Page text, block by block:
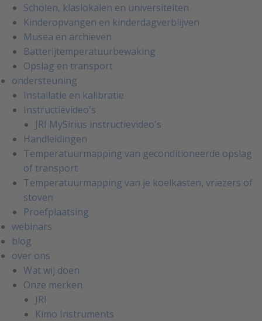
Scholen, klaslokalen en universiteiten
Kinderopvangen en kinderdagverblijven
Musea en archieven
Batterijtemperatuurbewaking
Opslag en transport
ondersteuning
Installatie en kalibratie
Instructievideo's
JRI MySirius instructievideo's
Handleidingen
Temperatuurmapping van geconditioneerde opslag
of transport
Temperatuurmapping van je koelkasten, vriezers of
stoven
Proefplaatsing
webinars
blog
over ons
Wat wij doen
Onze merken
JRI
Kimo Instruments